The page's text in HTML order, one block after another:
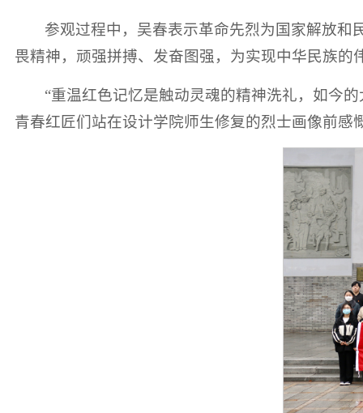
参观过程中，吴春表示革命先烈为国家解放
畏精神，顽强拼搏、发奋图强，为实现中华民族的
“重温红色记忆是触动灵魂的精神洗礼，如今
青春红匠们站在设计学院师生修复的烈士画像前感